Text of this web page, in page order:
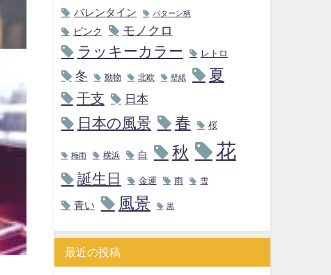
バレンタイン
パターン柄
ピンク モノクロ
ラッキーカラー レトロ
冬 動物 北欧 壁紙 夏
干支 日本
日本の風景 春 桜
梅雨 横浜 白 秋 花
誕生日 金運 雨 雪
青い 風景 黒
最近の投稿